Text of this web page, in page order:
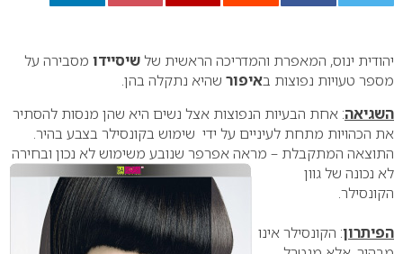
יהודית ינוס, המאפרת והמדריכה הראשית שלשיסיידו מסבירה על
מספר טעויות נפוצות באיפור שהיא נתקלה בהן.
השגיאה: אחת הבעיות הנפוצות אצל נשים היא שהן מנסות להסתיר
את הכהויות מתחת לעיניים על ידי שימוש בקונסילר בצבע בהיר.
התוצאה המתקבלת – מראה אפרפר שנובע משימוש לא נכון ובחירה
לא נכונה של גוון
הקונסילר.
הפיתרון: הקונסילר אינו